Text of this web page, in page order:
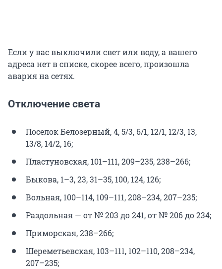
Если у вас выключили свет или воду, а вашего
адреса нет в списке, скорее всего, произошла
авария на сетях.
Отключение света
Поселок Белозерный, 4, 5/3, 6/1, 12/1, 12/3, 13,
13/8, 14/2, 16;
Пластуновская, 101–111, 209–235, 238–266;
Быкова, 1–3, 23, 31–35, 100, 124, 126;
Вольная, 100–114, 109–111, 208–234, 207–235;
Раздольная — от № 203 до 241, от № 206 до 234;
Приморская, 238–266;
Шереметьевская, 103–111, 102–110, 208–234,
207–235;